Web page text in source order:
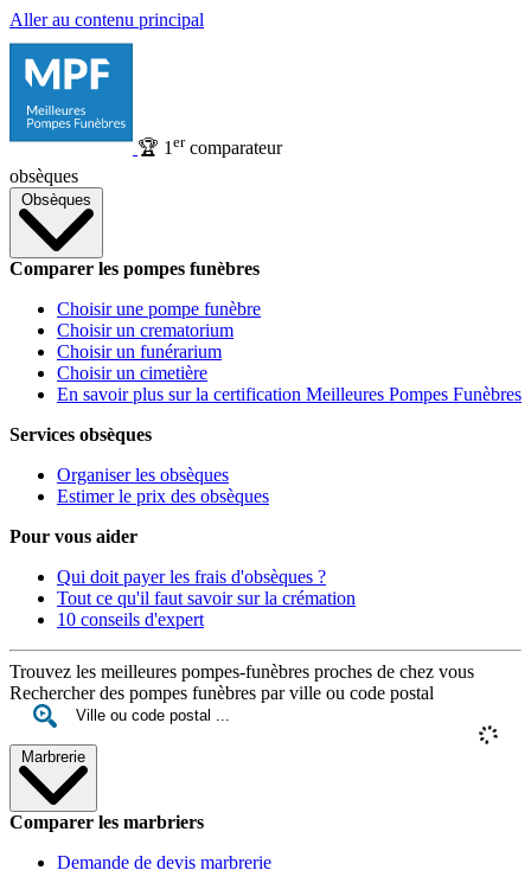
Aller au contenu principal
🏆 1 ercomparateur
obsèques
Obsèques
Comparer les pompes funèbres
Choisir une pompe funèbre
Choisir un crematorium
Choisir un funérarium
Choisir un cimetière
En savoir plus sur la certification Meilleures Pompes Funèbres
Services obsèques
Organiser les obsèques
Estimer le prix des obsèques
Pour vous aider
Qui doit payer les frais d'obsèques ?
Tout ce qu'il faut savoir sur la crémation
10 conseils d'expert
Trouvez les meilleures pompes-funèbres proches de chez vous
Rechercher des pompes funèbres par ville ou code postal
Marbrerie
Comparer les marbriers
Demande de devis marbrerie